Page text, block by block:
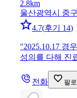
2.8km
울산광역시 중
4.7(후기 14)
"2025.10.17 경
성의를 다해 진
전화 팔